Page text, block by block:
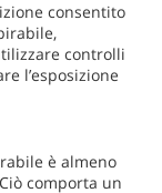
consentito
controlli
l’esposizione
è almeno
comporta un